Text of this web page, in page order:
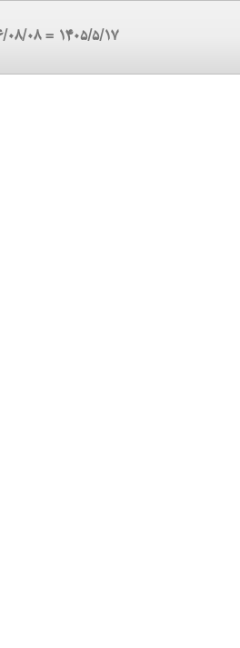
۱۴۰۵/۵/۱۷ = 2026/08/08